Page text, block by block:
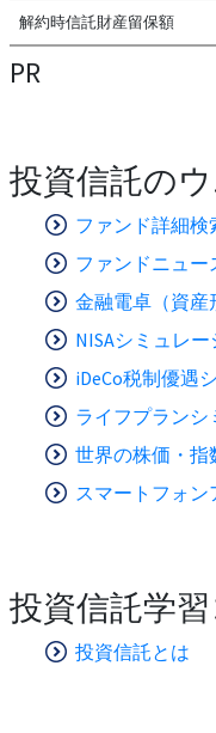
解約時信託財産留保額
PR
投資信託の
ファンド詳細検
ファンドニュー
金融電卓（資産
NISAシミュレー
iDeCo税制優遇
ライフプランシ
世界の株価・指
スマートフォン
投資信託学
投資信託とは